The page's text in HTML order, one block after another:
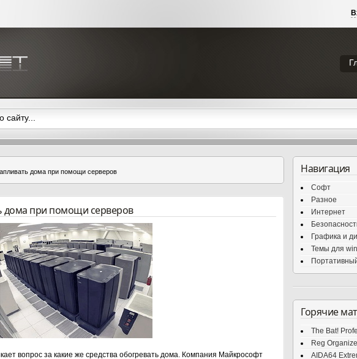
дома при помощи серверов
дома при помощи серверов
вопрос за какие же средства обогревать дома. Компания Майкрософт
Навигация
Софт
Разное
Интернет
Графика и
Темы для
Горячие
The Bat!
Reg
AIDA64